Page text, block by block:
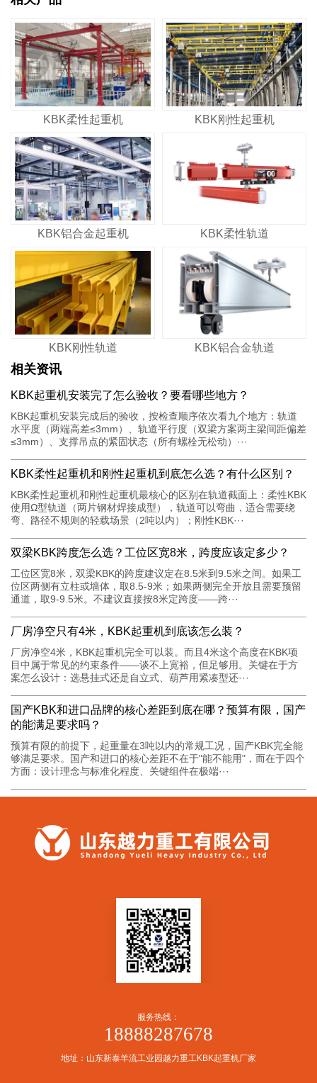
KBK柔性起重机 KBK刚性起重机
KBK铝合金起重机 KBK柔性轨道
KBK刚性轨道 KBK铝合金轨道
相关资讯
KBK起重机安装完了怎么验收？要看哪些地方？
KBK起重机安装完成后的验收，按检查顺序依次看九个地方：轨道
水平度（两端高差≤3mm）、轨道平行度（双梁方案两主梁间距偏差
≤3mm）、支撑吊点的紧固状态（所有螺栓无松动）···
KBK柔性起重机和刚性起重机到底怎么选？有什么区别？
KBK柔性起重机和刚性起重机最核心的区别在轨道截面上：柔性KBK
使用Ω型轨道（两片钢材焊接成型），轨道可以弯曲，适合需要绕
弯、路径不规则的轻载场景（2吨以内）；刚性KBK···
双梁KBK跨度怎么选？工位区宽8米，跨度应该定多少？
工位区宽8米，双梁KBK的跨度建议定在8.5米到9.5米之间。如果工
位区两侧有立柱或墙体，取8.5-9米；如果两侧完全开放且需要预留
通道，取9-9.5米。不建议直接按8米定跨度——跨···
厂房净空只有4米，KBK起重机到底该怎么装？
厂房净空4米，KBK起重机完全可以装。而且4米这个高度在KBK项
目中属于常见的约束条件——谈不上宽裕，但足够用。关键在于方
案怎么设计：选悬挂式还是自立式、葫芦用紧凑型还···
国产KBK和进口品牌的核心差距到底在哪？预算有限，国产
的能满足要求吗？
预算有限的前提下，起重量在3吨以内的常规工况，国产KBK完全能
够满足要求。国产和进口的核心差距不在于"能不能用"，而在于四个
方面：设计理念与标准化程度、关键组件在极端···
服务热线：
18888287678
地址：山东新泰羊流工业园越力重工KBK起重机厂家